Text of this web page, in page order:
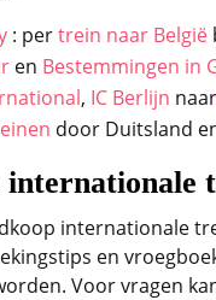
: pertrein naar België
en Bestemmingen in
, IC Berlijn naar
door Duitsland
internationale
internationale
en
Voor vragen